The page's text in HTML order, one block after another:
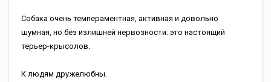
Собака очень темпераментная, активная и довольно
шумная, но без излишней нервозности: это настоящий
терьер-крысолов.
К людям дружелюбны.